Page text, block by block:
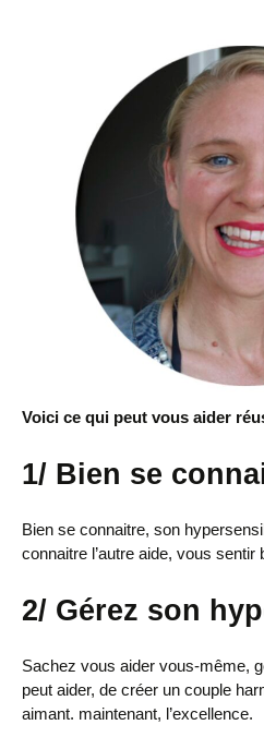
Voici ce qui peut vous aider
1/ Bien se
Bien se connaitre, son
connaitre l’autre aide, vous sentir
2/ Gérez son
Sachez vous aider vous-même,
peut aider, de créer un couple
aimant. maintenant, l’excellence.